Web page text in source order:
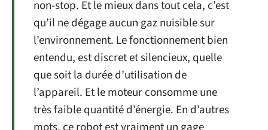
non-stop. Et le mieux dans tout cela, c’est
qu’il ne dégage aucun gaz nuisible sur
l’environnement. Le fonctionnement bien
entendu, est discret et silencieux, quelle
que soit la durée d’utilisation de
l’appareil. Et le moteur consomme une
très faible quantité d’énergie. En d’autres